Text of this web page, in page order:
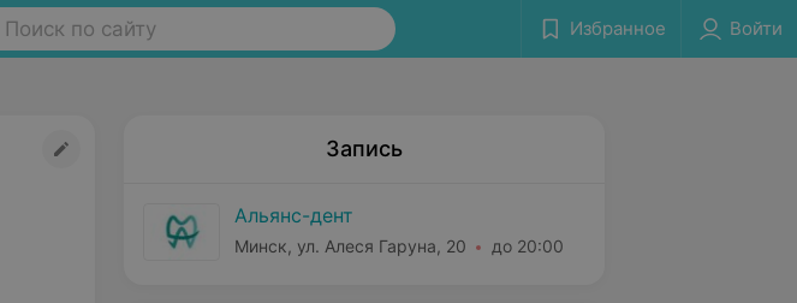
Поиск по сайту Избранное Войти
Запись
Альянс-дент
Минск, ул. Алеся Гаруна, 20 до 20:00